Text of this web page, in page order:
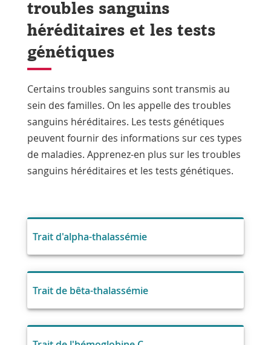
troubles sanguins
héréditaires et les tests
génétiques
Certains troubles sanguins sont transmis au
sein des familles. On les appelle des troubles
sanguins héréditaires. Les tests génétiques
peuvent fournir des informations sur ces types
de maladies. Apprenez-en plus sur les troubles
sanguins héréditaires et les tests génétiques.
Trait d'alpha-thalassémie
Trait de bêta-thalassémie